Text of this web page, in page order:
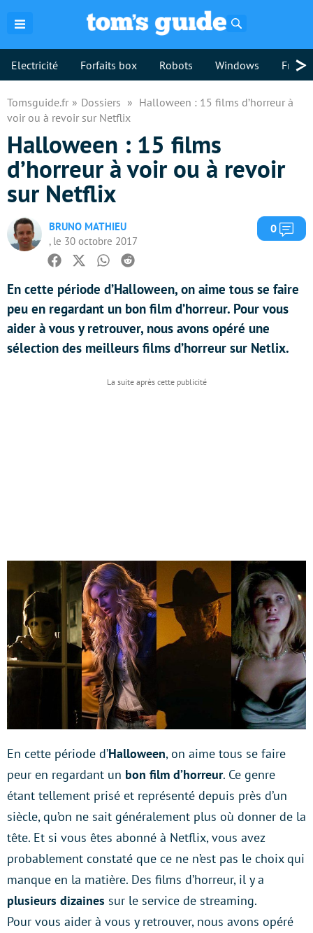
Electricité Forfaits box Robots Windows >
Tomsguide.fr Dossiers
Halloween : 15 films d’horreur à
voir ou à revoir sur Netflix
Halloween : 15 films
d’horreur à voir ou à revoir
sur Netflix
BRUNO MATHIEU
, le 30 octobre 2017
0
Facebook
TwitterWhatsapp
Reddit
En cette période d’Halloween, on aime tous se faire
peu en regardant un bon film d’horreur. Pour vous
aider à vous y retrouver, nous avons opéré une
sélection des meilleurs films d’horreur sur Netlix.
En cette période d’Halloween, on aime tous se faire
peur en regardant un bon film d’horreur. Ce genre
étant tellement prisé et représenté depuis près d’un
siècle, qu’on ne sait généralement plus où donner de la
tête. Et si vous êtes abonné à Netflix, vous avez
probablement constaté que ce ne n’est pas le choix qui
manque en la matière. Des films d’horreur, il y a
plusieurs dizaines sur le service de streaming.
Pour vous aider à vous y retrouver, nous avons opéré